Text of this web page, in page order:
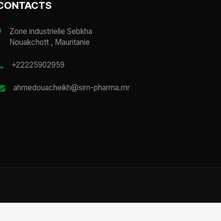
Zone industrielle Sebkha
Nouakchott , Mauritanie
+22225902959
ahmedouacheikh@sim-pharma.mr